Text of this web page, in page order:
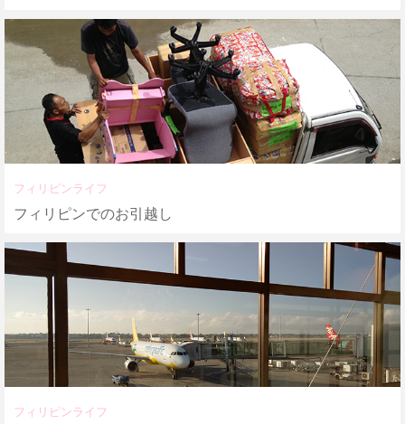
フィリピンライフ
フィリピンでのお引越し
フィリピンライフ